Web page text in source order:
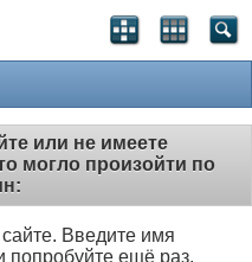
или не имеете
могло произойти по
Введите имя
попробуйте ещё раз.